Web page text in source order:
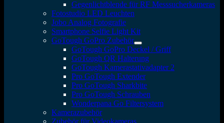
Gegenlichtblende für RF Messsucherkameras
Fotostudio LED Leuchten
Jobo Analog Fotografie
Smartphone Selfie Light Kit
GoTough GoPro Zubehör
GoTough GoPro Deckel / Griff
GoTough QR Halterung
GoTough Kamerastativadapter 2
Pro GoTough Extender
Pro GoTough Sharkbite
Pro GoTough Schrauben
Wonderpana Go Filtersystem
Kamerazubehör
Zubehör für Videokameras